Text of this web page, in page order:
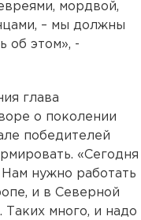
мордвой,
– мы должны
об этом», -
глава
о поколении
победителей
«Сегодня
нужно работать
и в Северной
много, и надо